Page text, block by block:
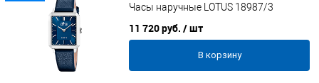
Часы наручные LOTUS 18987/3
11 720 руб. / шт
В корзину